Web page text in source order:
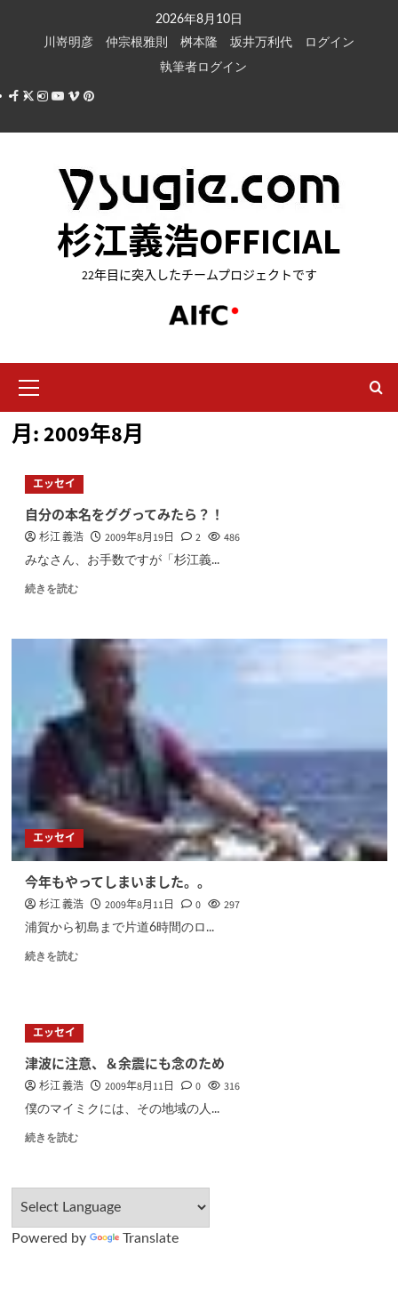
キ
2026年8月10日
川嵜明彦
仲宗根雅則 桝本隆 坂井万利代
ログイン
執筆者ログイン
Facebook
X Instagram
Youtube
VimeoPinterest
杉江義浩OFFICIAL
22年目に突入したチームプロジェクトです
イ
ン
メ
ー
月:2009年8月
エッセイ
自分の本名をググってみたら？！
杉江 義浩 2009年8月19日 2 486
みなさん、お手数ですが「杉江義...
続きを読む
エッセイ
今年もやってしまいました。。
杉江 義浩 2009年8月11日 0 297
浦賀から初島まで片道6時間のロ...
続きを読む
エッセイ
津波に注意、＆余震にも念のため
杉江 義浩 2009年8月11日 0 316
僕のマイミクには、その地域の人...
続きを読む
Powered by Translate